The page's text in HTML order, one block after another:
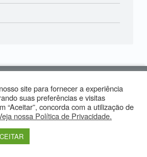
| Paraíso: (11) 3373-4444 | Alto
2574-0958 | Produzido por:Tiago
Voltar ao topo ↑
site para fornecer a experiência
suas preferências e visitas
“Aceitar”, concorda com a utilização de
nossa Política de Privacidade.